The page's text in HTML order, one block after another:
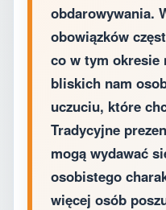
obdarowywania.
obowiązków
co w tym okresie
bliskich nam
uczuciu, które
Tradycyjne
mogą wydawać
osobistego
więcej osób